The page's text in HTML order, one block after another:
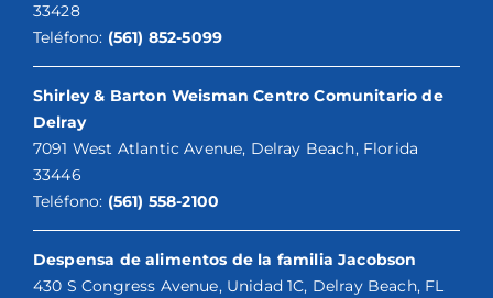
33428
Teléfono: (561) 852-5099
Shirley & Barton Weisman Centro Comunitario de
Delray
7091 West Atlantic Avenue, Delray Beach, Florida
33446
Teléfono: (561) 558-2100
Despensa de alimentos de la familia Jacobson
430 S Congress Avenue, Unidad 1C, Delray Beach, FL